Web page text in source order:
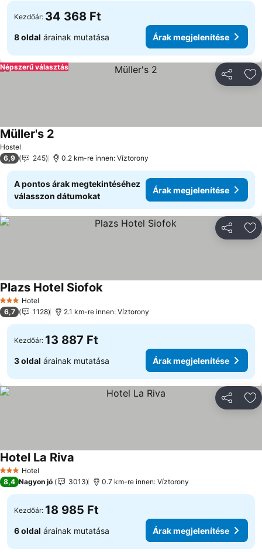
Kezdőár: 34 368 Ft
8 oldal árainak mutatása Árak megjelenítése
Népszerű választás
Hostel
Müller's 2
6,9 245 0.2 km-re innen: Víztorony
A pontos árak megtekintéséhez
válasszon dátumokat
Árak megjelenítése
3 Kategória
Hotel
Plazs Hotel SiofokÁrak megjelenítése
6,7 1128 2.1 km-re innen: Víztorony
Kezdőár: 13 887 Ft
3 oldal árainak mutatása Árak megjelenítése
3 Kategória
Hotel
Hotel La Riva
8,4 Nagyon jó 3013 0.7 km-re innen: Víztorony
Kezdőár: 18 985 Ft
6 oldal árainak mutatása Árak megjelenítése